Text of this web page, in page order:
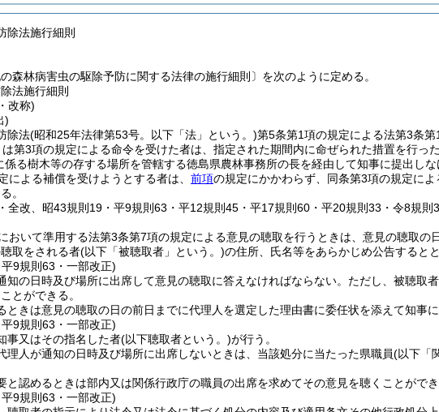
除法施行細則
の森林病害虫の駆除予防に関する法律の施行細則〕を次のように定める。
法施行細則
改称)
)
除法(昭和25年法律第53号。以下「法」という。)第5条第1項の規定による法第3条
第3項の規定による命令を受けた者は、指定された期間内に命ぜられた措置を行っ
係る樹木等の存する場所を管轄する徳島県農林事務所の長を経由して知事に提出しな
による補償を受けようとする者は、 前項の規定にかかわらず、同条第3項の規定によ
。
全改、昭43規則19・平9規則63・平12規則45・平17規則60・平20規則33・令8規則
おいて準用する法第3条第7項の規定による意見の聴取を行うときは、意見の聴取の
取をされる者(以下「被聴取者」という。)の住所、氏名等をあらかじめ公告すると
9規則63・一部改正)
知の日時及び場所に出席して意見の聴取に答えなければならない。 ただし、被聴取
とができる。
ときは意見の聴取の日の前日までに代理人を選定した理由書に委任状を添えて知事
9規則63・一部改正)
事又はその指名した者(以下聴取者という。)が行う。
理人が通知の日時及び場所に出席しないときは、当該処分に当たった県職員(以下「
と認めるときは部内又は関係行政庁の職員の出席を求めてその意見を聴くことができ
9規則63・一部改正)